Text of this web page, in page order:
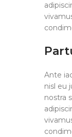
Ante
nisl eu
nostra